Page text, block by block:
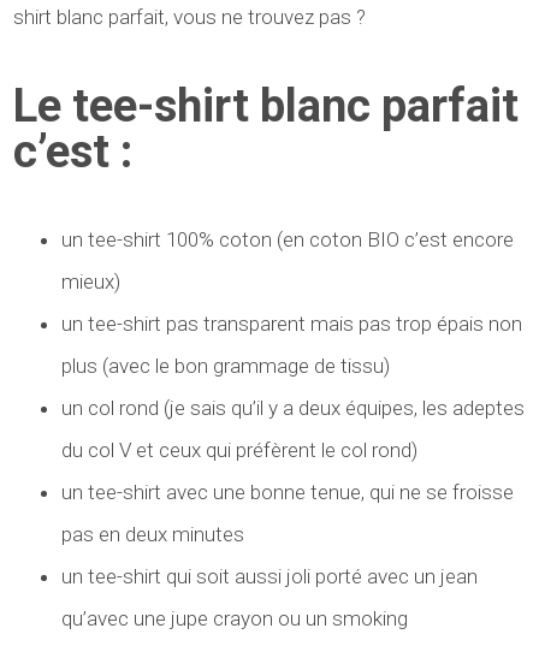
shirt blanc parfait, vous ne trouvez pas ?
Le tee-shirt blanc parfait
c’est :
un tee-shirt 100% coton (en coton BIO c’est encore
mieux)
un tee-shirt pas transparent mais pas trop épais non
plus (avec le bon grammage de tissu)
un col rond (je sais qu’il y a deux équipes, les adeptes
du col V et ceux qui préfèrent le col rond)
un tee-shirt avec une bonne tenue, qui ne se froisse
pas en deux minutes
un tee-shirt qui soit aussi joli porté avec un jean
qu’avec une jupe crayon ou un smoking